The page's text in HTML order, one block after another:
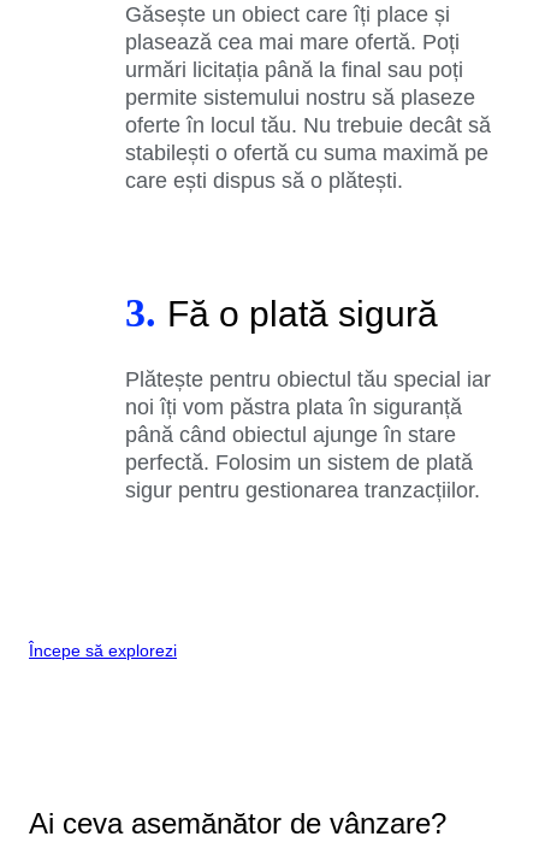
Găsește un obiect care îți place și
plasează cea mai mare ofertă. Poți
urmări licitația până la final sau poți
permite sistemului nostru să plaseze
oferte în locul tău. Nu trebuie decât să
stabilești o ofertă cu suma maximă pe
care ești dispus să o plătești.
3. Fă o plată sigură
Plătește pentru obiectul tău special iar
noi îți vom păstra plata în siguranță
până când obiectul ajunge în stare
perfectă. Folosim un sistem de plată
sigur pentru gestionarea tranzacțiilor.
Începe să explorezi
Ai ceva asemănător de vânzare?